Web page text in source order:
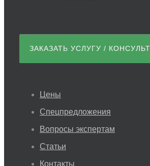
ЗАКАЗАТЬ УСЛУГУ /
Цены
Спецпредложения
Вопросы экспертам
Статьи
Контакты